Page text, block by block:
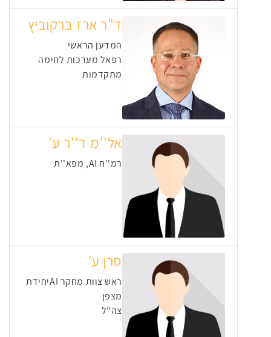
ד"ר ארז ברקוביץ
המדען הראשי
רפאל מערכות לחימה
מתקדמות
אל''מ ד''ר ע'
רמ''ח AI, מפא''ת
סרן ע׳
ראש צוות מחקר AIיחידת
מצפן
צה"ל